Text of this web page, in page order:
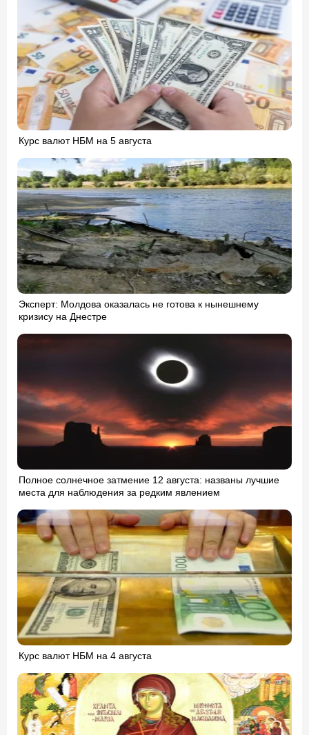
Курс валют НБМ на 5 августа
Эксперт: Молдова оказалась не готова к нынешнему
кризису на Днестре
Полное солнечное затмение 12 августа: названы лучшие
места для наблюдения за редким явлением
Курс валют НБМ на 4 августа